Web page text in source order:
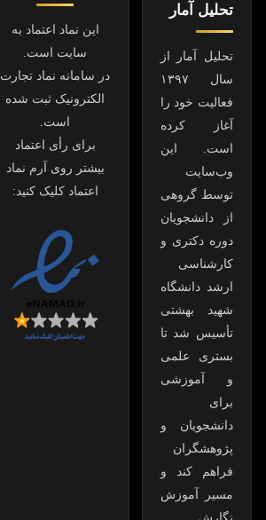
تحلیل آمار
تحلیل آمار از
سال ۱۳۹۷
فعالیت خود را
آغاز کرده
است. این
وب‌سایت
توسط گروهی
از دانشجویان
دوره دکتری و
کارشناسی
ارشد دانشگاه
شهید بهشتی
تأسیس شد تا
بستری علمی
و آموزشی
برای
دانشجویان و
پژوهشگران
فراهم کند و
مسیر آموزش
این نماد اعتماد به
سایت است.
در سامانه نماد تجارت
الکترونیک ثبت شده
است.
برای رأی اعتماد
بیشتر روی آرم نماد
اعتماد کلیک کنید: